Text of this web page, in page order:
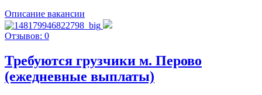
Описание вакансии
Отзывов: 0
Требуются грузчики м. Перово
(ежедневные выплаты)